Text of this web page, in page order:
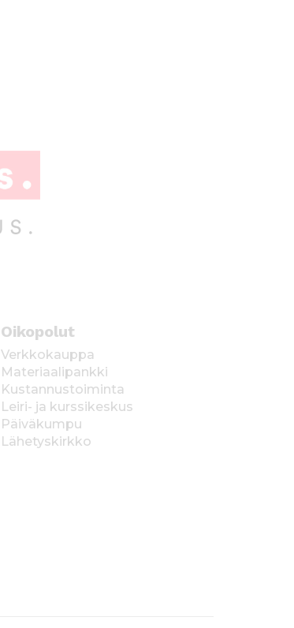
Oikopolut
Verkkokauppa
Materiaalipankki
Kustannustoiminta
Leiri- ja kurssikeskus
Päiväkumpu
Lähetyskirkko